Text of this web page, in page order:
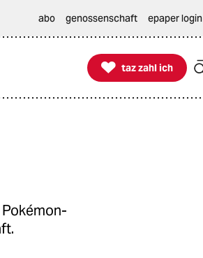
abo genossenschaft epaper login

taz zahl ich
taz zahl ich